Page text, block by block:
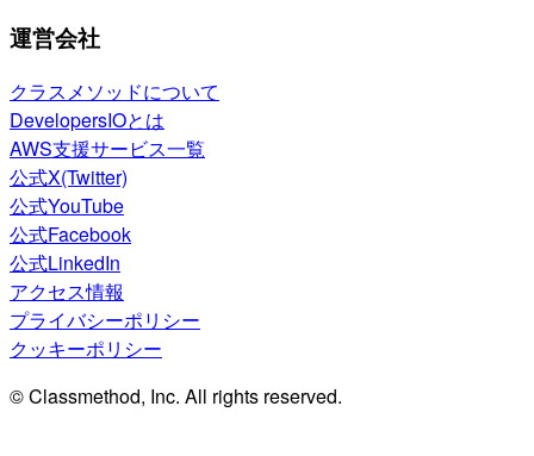
運営会社
クラスメソッドについて
DevelopersIOとは
AWS支援サービス一覧
公式X(Twitter)
公式YouTube
公式Facebook
公式LinkedIn
アクセス情報
プライバシーポリシー
クッキーポリシー
© Classmethod, Inc. All rights reserved.